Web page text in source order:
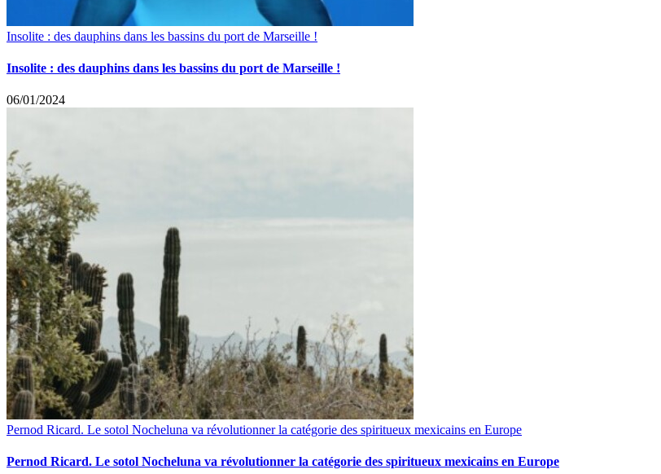
Insolite : des dauphins dans les bassins du port de Marseille !
Insolite : des dauphins dans les bassins du port de Marseille !
06/01/2024
Pernod Ricard. Le sotol Nocheluna va révolutionner la catégorie des spiritueux mexicains en Europe
Pernod Ricard. Le sotol Nocheluna va révolutionner la catégorie des spiritueux mexicains en Europe